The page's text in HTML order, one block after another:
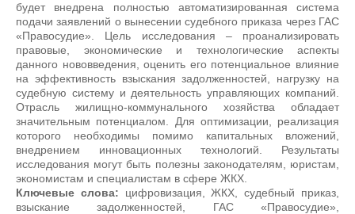
будет внедрена полностью автоматизированная система
подачи заявлений о вынесении судебного приказа через ГАС
«Правосудие». Цель исследования – проанализировать
правовые, экономические и технологические аспекты
данного нововведения, оценить его потенциальное влияние
на эффективность взыскания задолженностей, нагрузку на
судебную систему и деятельность управляющих компаний.
Отрасль жилищно-коммунального хозяйства обладает
значительным потенциалом. Для оптимизации, реализация
которого необходимы помимо капитальных вложений,
внедрением инновационных технологий. Результаты
исследования могут быть полезны законодателям, юристам,
экономистам и специалистам в сфере ЖКХ.
Ключевые слова: цифровизация, ЖКХ, судебный приказ,
взыскание задолженностей, ГАС «Правосудие»,